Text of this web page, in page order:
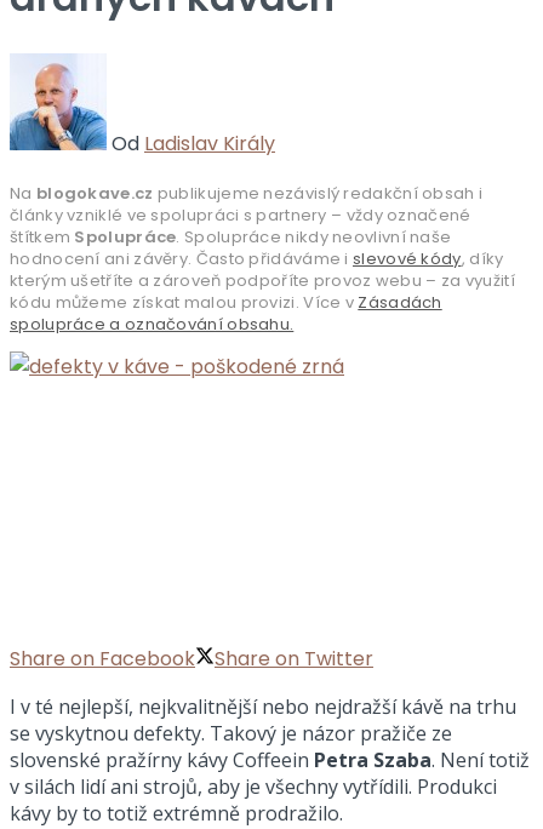
Od Ladislav Király
Na blogokave.cz publikujeme nezávislý redakční obsah i
články vzniklé ve spolupráci s partnery – vždy označené
štítkem Spolupráce. Spolupráce nikdy neovlivní naše
hodnocení ani závěry. Často přidáváme islevové kódy, díky
kterým ušetříte a zároveň podpoříte provoz webu – za využití
kódu můžeme získat malou provizi. Více v Zásadách
spolupráce a označování obsahu.
Share on Facebook Share on Twitter
I v té nejlepší, nejkvalitnější nebo nejdražší kávě na trhu
se vyskytnou defekty. Takový je názor pražiče ze
slovenské pražírny kávy Coffeein Petra Szaba. Není totiž
v silách lidí ani strojů, aby je všechny vytřídili. Produkci
kávy by to totiž extrémně prodražilo.